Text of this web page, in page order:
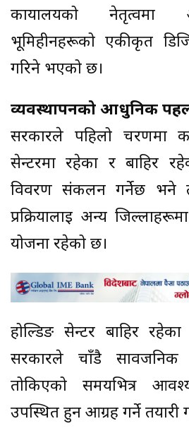
कार्यालयको
भूमिहीनहरूको एकीकृत
गरिने भएको छ।
व्यवस्थापनको आधुनिक पहल
सरकारले पहिलो चरणमा
सेन्टरमा रहेका र बाहिर
विवरण संकलन गर्नेछ भने
प्रक्रियालाई अन्य
योजना रहेको छ।
होल्डिङ सेन्टर बाहिर
सरकारले चाँडै
तोकिएको समयभित्र
उपस्थित हुन आग्रह गर्ने तयारी